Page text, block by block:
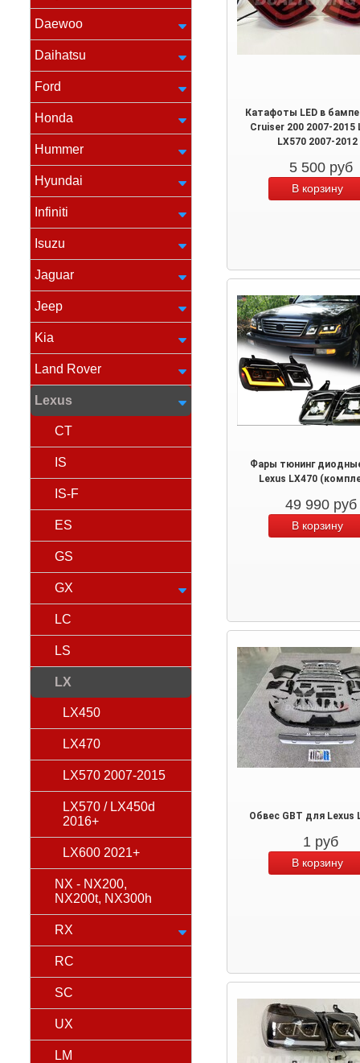
Daewoo
Daihatsu
Ford
Honda
Hummer
Hyundai
Infiniti
Isuzu
Jaguar
Jeep
Kia
Land Rover
Lexus
CT
IS
IS-F
ES
GS
GX
LC
LS
LX
LX450
LX470
LX570 2007-2015
LX570 / LX450d
2016+
LX600 2021+
NX - NX200,
NX200t, NX300h
RX
RC
SC
UX
LM
Катафоты LED в
Cruiser 200 2007-2015
LX570 2007-2012
5 500 руб
Фары тюнинг
Lexus LX470
49 990 руб
Обвес GBT для Lexus
1 руб